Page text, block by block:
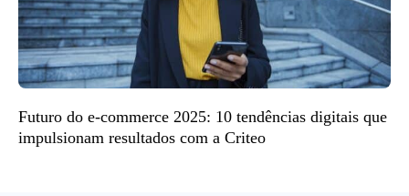
Futuro do e-commerce 2025: 10 tendências digitais que
impulsionam resultados com a Criteo